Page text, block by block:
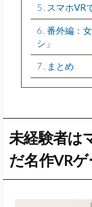
5 スマホVR
6 番外編：
シ」
7 まとめ
未経験者は
だ名作VRゲ